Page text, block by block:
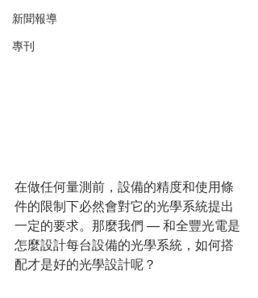
新聞報導
專刊
在做任何量測前，設備的精度和使⽤條
件的限制下必然會對它的光學系統提出
⼀定的要求。那麼我們 — 和全豐光電是
怎麼設計每台設備的光學系統，如何搭
配才是好的光學設計呢？